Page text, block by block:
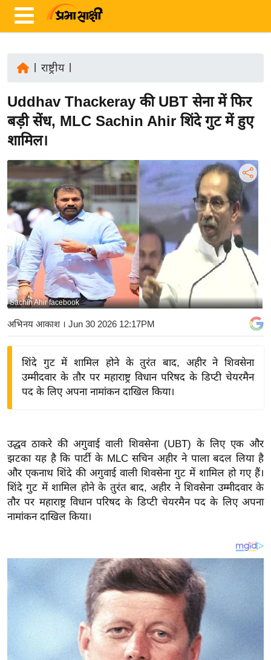
ज़ा
ख
ब
र
ष्ट्री
य
अं
त
र्रा
ष्ट्री
य
बि
ज़
ने
द्यो
त
वि
शे
ष
ज्ञ
ब
राष्ट्रीय|
Uddhav Thackeray की UBT सेना में फिर
बड़ी सेंध, MLC Sachin Ahir शिंदे गुट में हुए
शामिल।
Sachin Ahir facebook
अभिनय आकाश। Jun 30 2026 12:17PM
शिंदे गुट में शामिल होने के तुरंत बाद, अहीर ने शिवसेना
उम्मीदवार के तौर पर महाराष्ट्र विधान परिषद के डिप्टी चेयरमैन
पद के लिए अपना नामांकन दाखिल किया।
उद्धव ठाकरे की अगुवाई वाली शिवसेना (UBT) के लिए एक और
झटका यह है कि पार्टी के MLC सचिन अहीर ने पाला बदल लिया है
और एकनाथ शिंदे की अगुवाई वाली शिवसेना गुट में शामिल हो गए हैं।
शिंदे गुट में शामिल होने के तुरंत बाद, अहीर ने शिवसेना उम्मीदवार के
तौर पर महाराष्ट्र विधान परिषद के डिप्टी चेयरमैन पद के लिए अपना
नामांकन दाखिल किया।